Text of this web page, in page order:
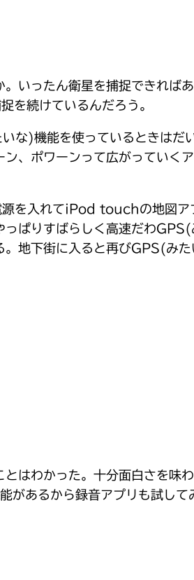
いったん衛星を捕捉できれ
続けているんだろう。
)機能を使っているときはだ
、ポワーンって広がっていく
を入れてiPod touchの地図ア
ぱりすばらしく高速だわGPS(
地下街に入ると再びGPS(み
はわかった。十分面白さを味
あるから録音アプリも試して